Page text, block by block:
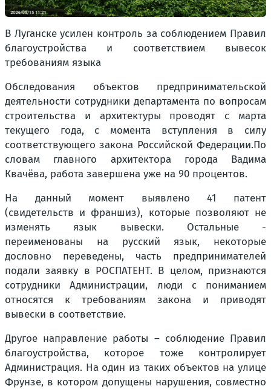
В Луганске усилен контроль за соблюдением Правил
благоустройства и соответствием вывесок
требованиям языка
Обследования объектов предпринимательской
деятельности сотрудники департамента по вопросам
строительства и архитектуры проводят с марта
текущего года, с момента вступления в силу
соответствующего закона Российской Федерации.По
словам главного архитектора города Вадима
Квачёва, работа завершена уже на 90 процентов.
На данный момент выявлено 41 патент
(свидетельств и франшиз), которые позволяют не
изменять язык вывески. Остальные -
переименованы на русский язык, некоторые
дословно переведены, часть предпринимателей
подали заявку в РОСПАТЕНТ. В целом, признаются
сотрудники Администрации, люди с пониманием
относятся к требованиям закона и приводят
вывески в соответствие.
Другое направление работы – соблюдение Правил
благоустройства, которое тоже контролирует
Администрация. На один из таких объектов на улице
Фрунзе, в котором допущены нарушения, совместно